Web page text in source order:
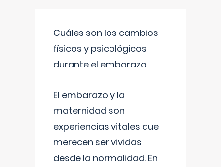
Cuáles son los cambios
físicos y psicológicos
durante el embarazo
El embarazo y la
maternidad son
experiencias vitales que
merecen ser vividas
desde la normalidad. En